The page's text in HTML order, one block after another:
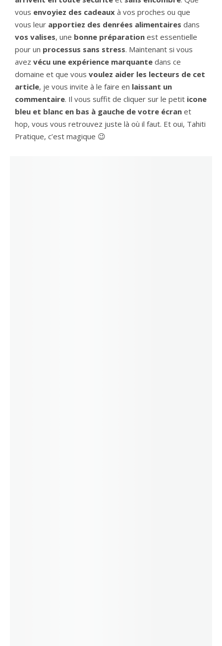
vous envoyiez des cadeaux à vos proches ou que
vous leur apportiez des denrées alimentaires dans
vos valises, une bonne préparation est essentielle
pour un processus sans stress. Maintenant si vous
avez vécu une expérience marquante dans ce
domaine et que vous voulez aider les lecteurs de cet
article, je vous invite à le faire en laissant un
commentaire. Il vous suffit de cliquer sur le petit icone
bleu et blanc en bas à gauche de votre écran et
hop, vous vous retrouvez juste là où il faut. Et oui, Tahiti
Pratique, c’est magique 😉